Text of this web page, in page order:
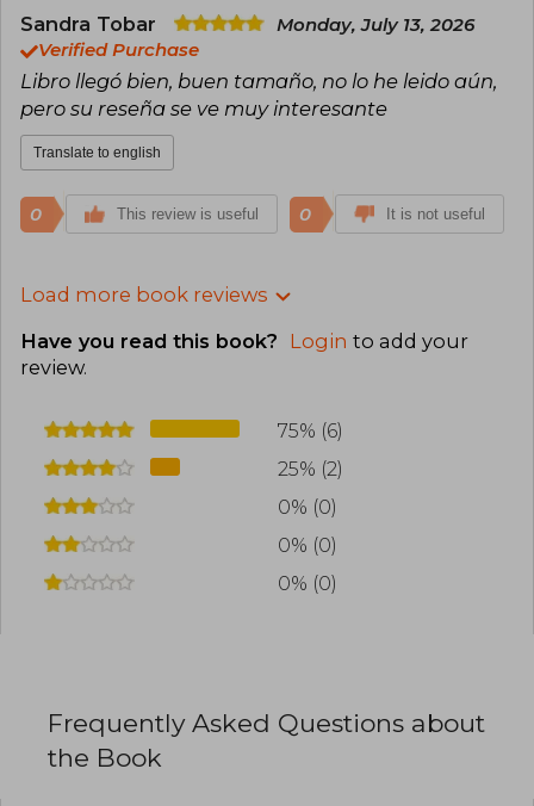
Sandra Tobar
Monday, July 13, 2026
Verified Purchase
Libro llegó bien, buen tamaño, no lo he leido aún,
pero su reseña se ve muy interesante
Translate to english
0 This review is useful 0 It is not useful
Load more book reviews
Have you read this book? Login to add your
review.
75% (6)
25% (2)
0% (0)
0% (0)
0% (0)
Frequently Asked Questions about
the Book